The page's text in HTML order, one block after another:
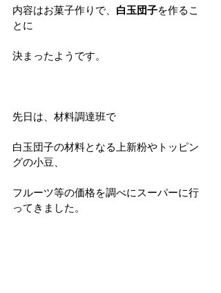
内容はお菓子作りで、 白玉団子を作るこ
とに
決まったようです。
先日は、材料調達班で
白玉団子の材料となる上新粉やトッピン
グの小豆、
フルーツ等の価格を調べにスーパーに行
ってきました。